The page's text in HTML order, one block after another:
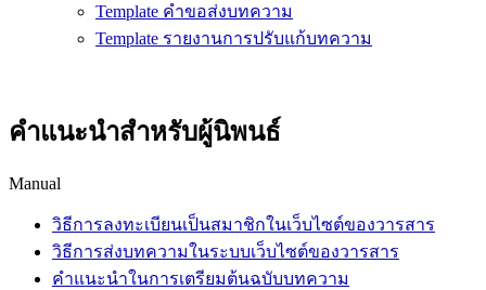
Template คำขอส่งบทความ
Template รายงานการปรับแก้บทความ
คำแนะนำสำหรับผู้นิพนธ์
Manual
วิธีการลงทะเบียนเป็นสมาชิกในเว็บไซต์ของวารสาร
วิธีการส่งบทความในระบบเว็บไซต์ของวารสาร
คำแนะนำในการเตรียมต้นฉบับบทความ